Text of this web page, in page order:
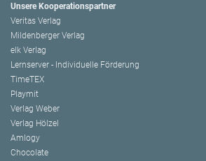
Unsere Kooperationspartner
Veritas Verlag
Mildenberger Verlag
elk Verlag
Lernserver - Individuelle Förderung
TimeTEX
Playmit
Verlag Weber
Verlag Hölzel
Amlogy
Chocolate